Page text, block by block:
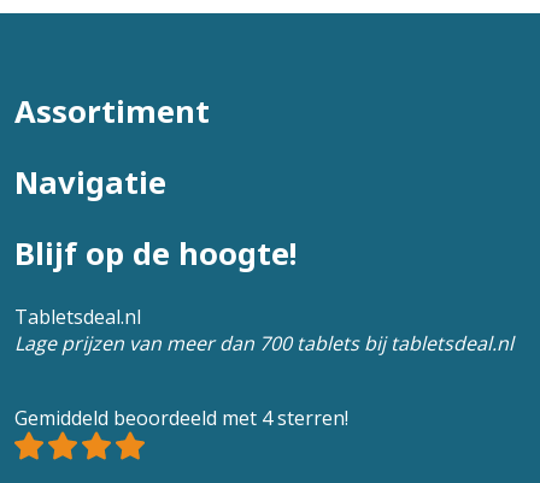
Assortiment
Navigatie
Blijf op de hoogte!
Tabletsdeal.nl
Lage prijzen van meer dan 700 tablets bij tabletsdeal.nl
Gemiddeld beoordeeld met 4 sterren!